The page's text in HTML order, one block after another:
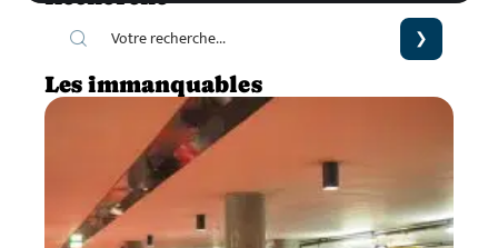
Les immanquables